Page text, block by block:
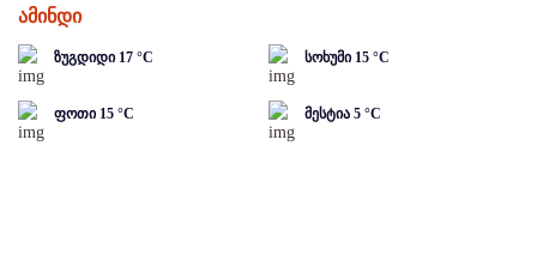
ამინდი
ზუგდიდი 17 °C სოხუმი 15 °C
ფოთი 15 °C მესტია 5 °C